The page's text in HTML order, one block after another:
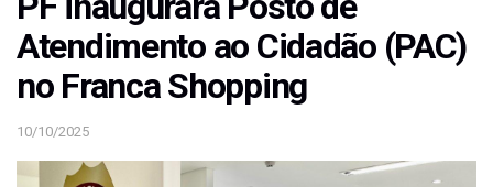
Atendimento ao Cidadão (PAC)
no Franca Shopping
10/10/2025